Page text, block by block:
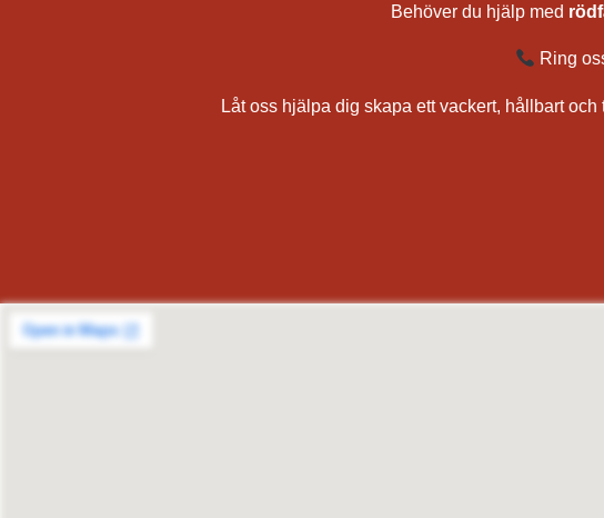
Behöver du hjälp med
Ring
Låt oss hjälpa dig skapa ett vackert, hållbart